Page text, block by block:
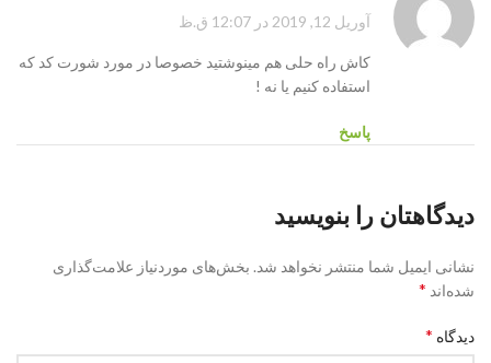
آوریل 12, 2019 در 12:07 ق.ظ
کاش راه حلی هم مینوشتید خصوصا در مورد شورت کد که
استفاده کنیم یا نه !
پاسخ
دیدگاهتان را بنویسید
نشانی ایمیل شما منتشر نخواهد شد. بخش‌های موردنیاز علامت‌گذاری
شده‌اند *
دیدگاه *